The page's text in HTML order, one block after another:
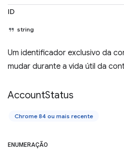
ID
string
Um identificador exclusivo da
mudar durante a vida útil da
AccountStatus
Chrome 84 ou mais recente
ENUMERAÇÃO